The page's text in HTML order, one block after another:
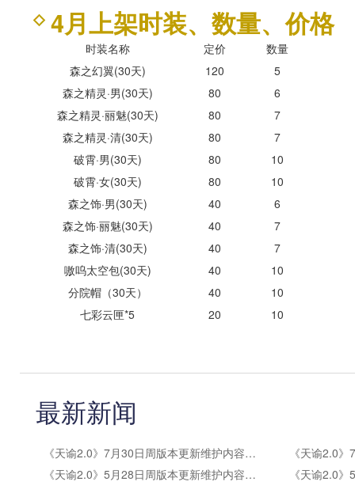
4月上架时装、数量、价格
时装名称 定价
数量
森之幻翼(30天)
120
5
森之精灵·男(30天)
80
6
森之精灵·丽魅(30天)
80
7
森之精灵·清(30天)
80
7
破霄·男(30天)
80
10
破霄·女(30天)
80
10
森之饰·男(30天)
40
6
森之饰·丽魅(30天)
40
7
森之饰·清(30天)
40
7
嗷呜太空包(30天)
40
10
分院帽（30天）
40
10
七彩云匣*5
20 10
最新新闻
《天谕2.0》7月30日周版本更新维护内容公告
《天谕2.0》5月28日周版本更新维护内容公告